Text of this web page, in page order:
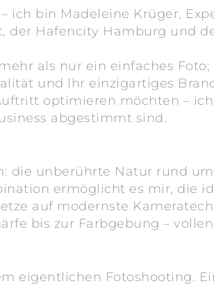
ich bin Madeleine Krüger,
der Hafencity Hamburg und
als nur ein einfaches Foto;
und Ihr einzigartiges
optimieren möchten –
abgestimmt sind.
die unberührte Natur rund
ermöglicht es mir, die
auf modernste
bis zur Farbgebung –
eigentlichen Fotoshooting.